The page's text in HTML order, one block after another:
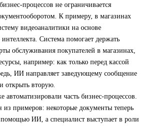
процессов не ограничивается
К примеру, в магазинах
видеоаналитики на основе
интеллекта. Система помогает держать
обслуживания покупателей в магазинах,
например: как только перед кассой
ИИ направляет заведующему сообщение
открыть вторую.
часть бизнес-процессов.
из примеров: некоторые документы теперь
ИИ, а специалист выступает в роли